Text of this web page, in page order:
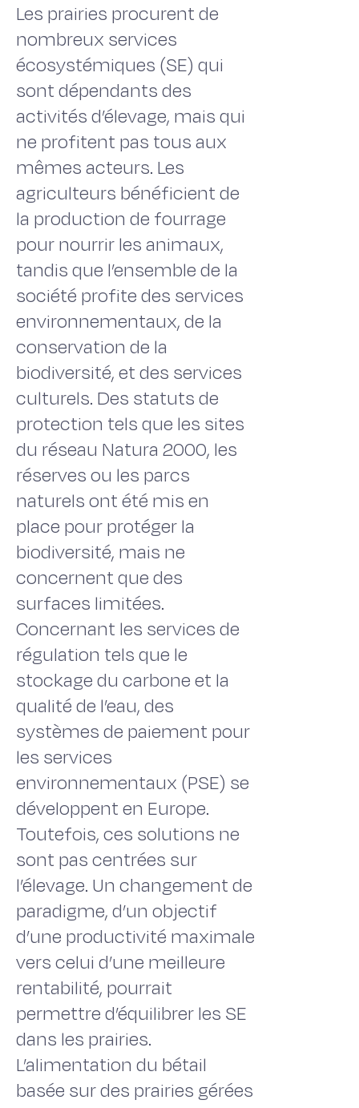
Les prairies procurent de
nombreux services
écosystémiques (SE) qui
sont dépendants des
activités d’élevage, mais qui
ne profitent pas tous aux
mêmes acteurs. Les
agriculteurs bénéficient de
la production de fourrage
pour nourrir les animaux,
tandis que l’ensemble de la
société profite des services
environnementaux, de la
conservation de la
biodiversité, et des services
culturels. Des statuts de
protection tels que les sites
du réseau Natura 2000, les
réserves ou les parcs
naturels ont été mis en
place pour protéger la
biodiversité, mais ne
concernent que des
surfaces limitées.
Concernant les services de
régulation tels que le
stockage du carbone et la
qualité de l’eau, des
systèmes de paiement pour
les services
environnementaux (PSE) se
développent en Europe.
Toutefois, ces solutions ne
sont pas centrées sur
l’élevage. Un changement de
paradigme, d’un objectif
d’une productivité maximale
vers celui d’une meilleure
rentabilité, pourrait
permettre d’équilibrer les SE
dans les prairies.
L’alimentation du bétail
basée sur des prairies gérées